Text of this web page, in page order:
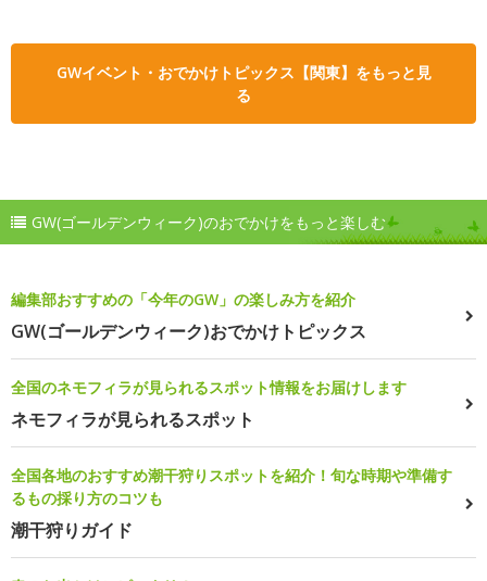
GWイベント・おでかけトピックス【関東】をもっと見
る
GW(ゴールデンウィーク)のおでかけをもっと楽しむ
編集部おすすめの「今年のGW」の楽しみ方を紹介
GW(ゴールデンウィーク)おでかけトピックス
全国のネモフィラが見られるスポット情報をお届けします
ネモフィラが見られるスポット
全国各地のおすすめ潮干狩りスポットを紹介！旬な時期や準備す
るもの採り方のコツも
潮干狩りガイド